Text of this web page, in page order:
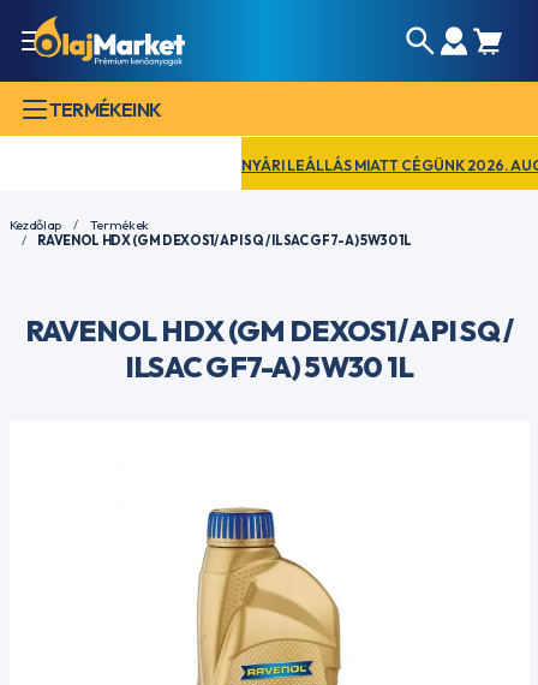
TERMÉKEINK
NYÁRI LEÁLLÁS MIATT CÉGÜNK 2026.
Kezdőlap
Termékek
RAVENOL HDX (GM DEXOS1/ API SQ / ILSAC GF7-A) 5W30 1L
RAVENOL HDX (GM DEXOS1/ API SQ /
ILSAC GF7-A) 5W30 1L